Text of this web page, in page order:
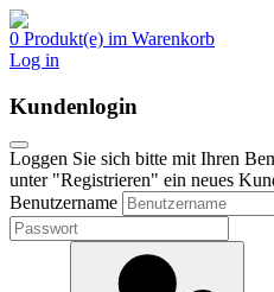
0 Produkt(e) im Warenkorb
Log in
Kundenlogin
Loggen Sie sich bitte mit Ihren
unter "Registrieren" ein neues
Benutzername